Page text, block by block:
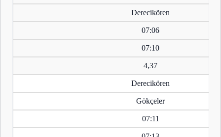
Derecikören
07:06
07:10
4,37
Derecikören
Gökçeler
07:11